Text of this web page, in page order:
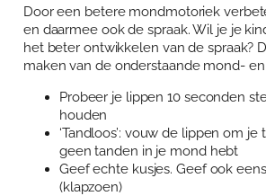
Over Anja Lutz
Blog en Downloads
Aanbod
Themaboeken
Gespreks- en reflectiesets
Aanbod
Winkelwagen
Contact
Contact
Agenda
Door een betere mondmotoriek
en daarmee ook de spraak. Wil je je
het beter ontwikkelen van de spraak?
maken van de onderstaande mond-
Probeer je lippen 10 seconden
houden
‘Tandloos’: vouw de lippen om je
geen tanden in je mond hebt
Geef echte kusjes. Geef ook
(klapzoen)